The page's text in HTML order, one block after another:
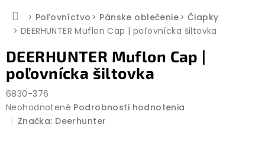
Domov
Poľovníctvo Pánske oblečenie
Čiapky
DEERHUNTER Muflon Cap | poľovnícka šiltovka
DEERHUNTER Muflon Cap |
poľovnícka šiltovka
6830-376
Priemerné
hodnotenie
Neohodnotené Podrobnosti hodnotenia
Značka: Deerhunter